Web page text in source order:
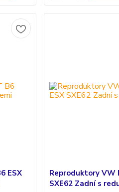
ESX
Reproduktory VW
SXE62 Zadní s